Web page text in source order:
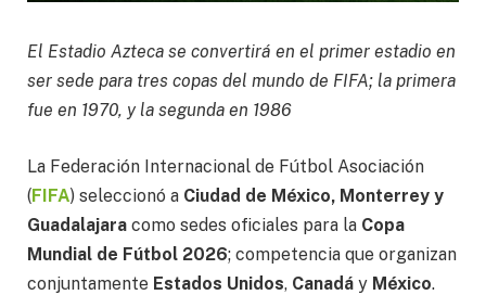
El Estadio Azteca se convertirá en el primer estadio en
ser sede para tres copas del mundo de FIFA; la primera
fue en 1970, y la segunda en 1986
La Federación Internacional de Fútbol Asociación
(FIFA) seleccionó a Ciudad de México, Monterrey y
Guadalajara como sedes oficiales para la Copa
Mundial de Fútbol 2026; competencia que organizan
conjuntamente Estados Unidos, Canadá y México.